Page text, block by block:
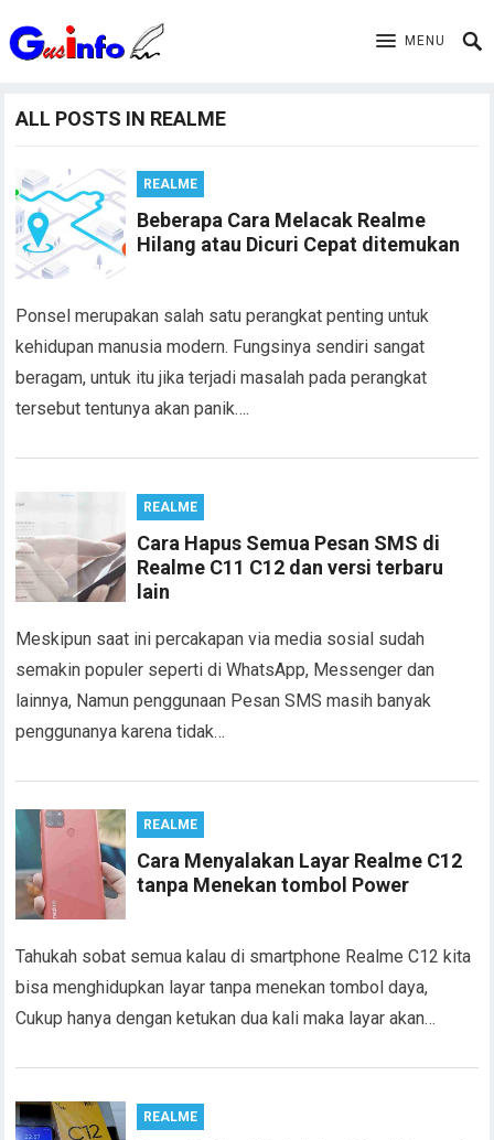
MENU
ALL POSTS IN REALME
REALME
Beberapa Cara Melacak Realme
Hilang atau Dicuri Cepat ditemukan
Ponsel merupakan salah satu perangkat penting untuk
kehidupan manusia modern. Fungsinya sendiri sangat
beragam, untuk itu jika terjadi masalah pada perangkat
tersebut tentunya akan panik….
REALME
Cara Hapus Semua Pesan SMS di
Realme C11 C12 dan versi terbaru
lain
Meskipun saat ini percakapan via media sosial sudah
semakin populer seperti di WhatsApp, Messenger dan
lainnya, Namun penggunaan Pesan SMS masih banyak
penggunanya karena tidak…
REALME
Cara Menyalakan Layar Realme C12
tanpa Menekan tombol Power
Tahukah sobat semua kalau di smartphone Realme C12 kita
bisa menghidupkan layar tanpa menekan tombol daya,
Cukup hanya dengan ketukan dua kali maka layar akan…
REALME